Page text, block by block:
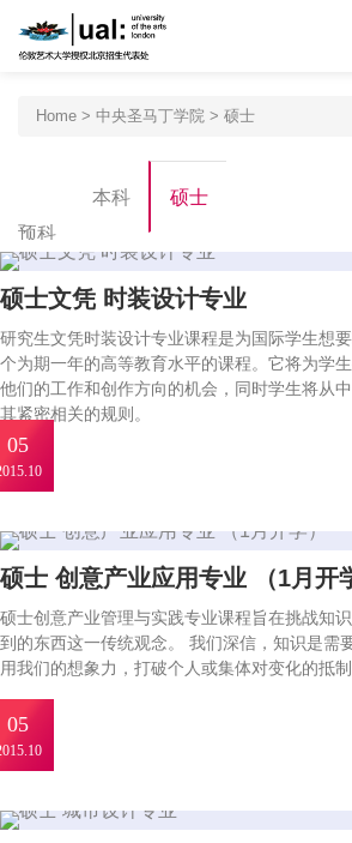
首页
申请程序
专业设置
北京预科
新闻活动
伦艺研学
关于我们
Home > 中央圣马丁学院 > 硕士
预科
本科 硕士
05
硕士文凭 时装设计专业
研究生文凭时装设计专业课程是为国际学生想
个为期一年的高等教育水平的课程。它将为学
他们的工作和创作方向的机会，同时学生将从
其紧密相关的规则。
05
硕士 创意产业应用专业 （1月开
硕士创意产业管理与实践专业课程旨在挑战知
到的东西这一传统观念。 我们深信，知识是需
用我们的想象力，打破个人或集体对变化的抵制